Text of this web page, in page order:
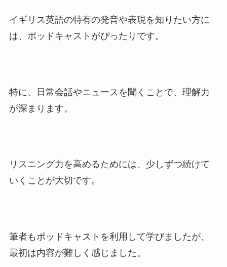
イギリス英語の特有の発音や表現を知りたい方に
は、ポッドキャストがぴったりです。
特に、日常会話やニュースを聞くことで、理解力
が深まります。
リスニング力を高めるためには、少しずつ続けて
いくことが大切です。
筆者もポッドキャストを利用して学びましたが、
最初は内容が難しく感じました。